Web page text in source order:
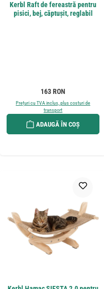
Kerbl Raft de fereastră pentru
pisici, bej, căptușit, reglabil
Preț obișnuit:
163 RON
Prețuri cu TVA inclus, plus costuri de
transport
ADAUGĂ ÎN COȘ